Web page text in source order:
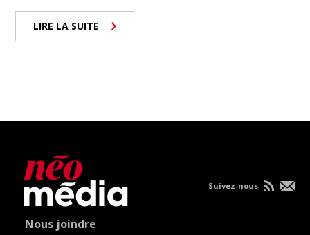
LIRE LA SUITE
Nous joindre
Suivez-nous